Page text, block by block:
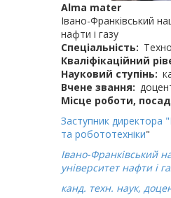
Alma mater
Івано-Франківський
нафти і газу
Спеціальність
Кваліфікаційний
Науковий ступінь
Вчене звання
Місце роботи,
Заступник директора
та робототехніки"
Івано-Франківський
університет нафти і
канд. техн. наук,